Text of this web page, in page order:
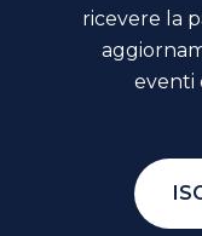
ricevere la
eventi